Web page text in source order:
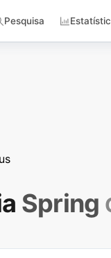
Pesquisa
Spring